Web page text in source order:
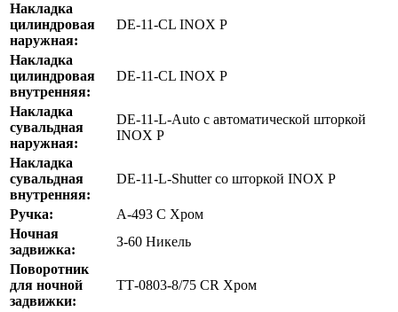
Накладка
цилиндровая
наружная:
DE-11-CL INOX P
Накладка
цилиндровая
внутренняя:
DE-11-CL INOX P
Накладка
сувальдная
наружная:
DE-11-L-Auto с автоматической шторкой
INOX P
Накладка
сувальдная
внутренняя:
DE-11-L-Shutter со шторкой INOX P
Ручка:
A-493 C Хром
Ночная
задвижка:
З-60 Никель
Поворотник
для ночной
задвижки:
ТТ-0803-8/75 CR Хром